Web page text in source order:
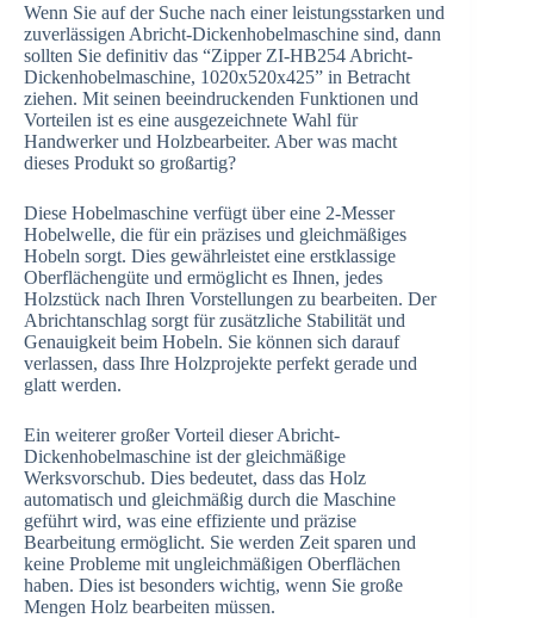
Wenn Sie auf der Suche nach einer leistungsstarken und
zuverlässigen Abricht-Dickenhobelmaschine sind, dann
sollten Sie definitiv das “Zipper ZI-HB254 Abricht-
Dickenhobelmaschine, 1020x520x425” in Betracht
ziehen. Mit seinen beeindruckenden Funktionen und
Vorteilen ist es eine ausgezeichnete Wahl für
Handwerker und Holzbearbeiter. Aber was macht
dieses Produkt so großartig?
Diese Hobelmaschine verfügt über eine 2-Messer
Hobelwelle, die für ein präzises und gleichmäßiges
Hobeln sorgt. Dies gewährleistet eine erstklassige
Oberflächengüte und ermöglicht es Ihnen, jedes
Holzstück nach Ihren Vorstellungen zu bearbeiten. Der
Abrichtanschlag sorgt für zusätzliche Stabilität und
Genauigkeit beim Hobeln. Sie können sich darauf
verlassen, dass Ihre Holzprojekte perfekt gerade und
glatt werden.
Ein weiterer großer Vorteil dieser Abricht-
Dickenhobelmaschine ist der gleichmäßige
Werksvorschub. Dies bedeutet, dass das Holz
automatisch und gleichmäßig durch die Maschine
geführt wird, was eine effiziente und präzise
Bearbeitung ermöglicht. Sie werden Zeit sparen und
keine Probleme mit ungleichmäßigen Oberflächen
haben. Dies ist besonders wichtig, wenn Sie große
Mengen Holz bearbeiten müssen.